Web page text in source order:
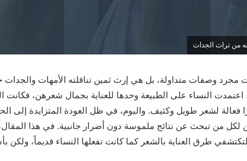
من تراث الجدات
وصفات متداولة، بل هي إرث ثمين تناقلته الأمهات والجدات
اعتمدت النساء على الطبيعة وحدها للعناية بجمال شعرهن، فكانت
فعالة لشعر طويل وكثيف. واليوم، في ظل العودة المتزايدة إلى
لكل من تبحث عن نتائج ملموسة دون أضرار جانبية. في هذا
طرق العناية بالشعر كما كانت تفعلها النساء قديماً، ولكن